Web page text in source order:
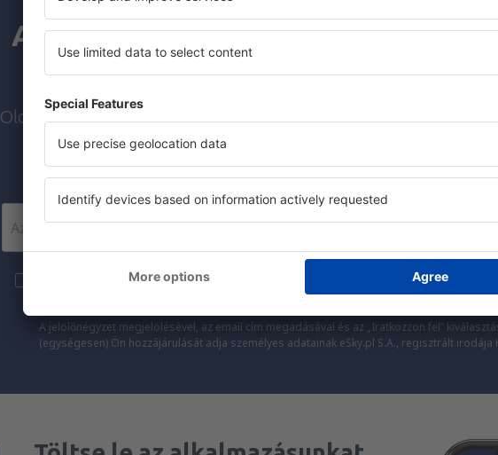
A hírlevélre feliratkozók többet
kevesebbért
Olcsó járatok, városlátogatás, nyaralás – kapjon egyedi
mindenki más előtt.
Csak a legjobbakat küldjük, az utazók
Szeretnék kedvezőbb árakat kapni bizonyos utazásokra,
és hozzájárulok ahhoz,
marketinginformációkat küldjön az általam megadott e-mail-címre.
A jelölőnégyzet megjelölésével, az email cím megadásával és az „Iratkozzon fel”
(egységesen) Ön hozzájárulását adja személyes adatainak eSky.pl S.A., regisztrált irodája